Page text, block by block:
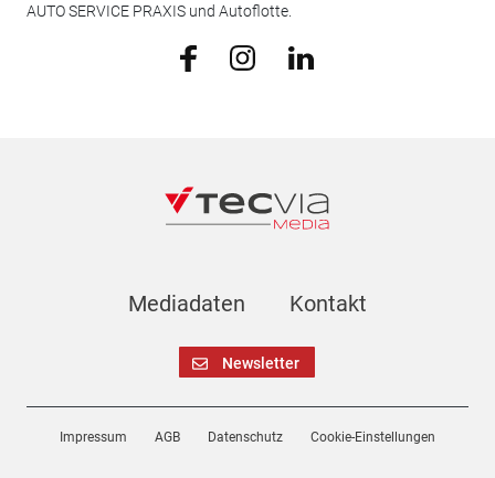
AUTO SERVICE PRAXIS und Autoflotte.
Mediadaten Kontakt
Newsletter
Impressum AGB Datenschutz Cookie-Einstellungen